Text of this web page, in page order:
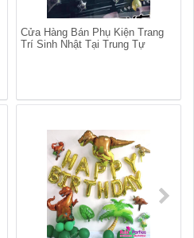
Cửa Hàng Bán Phụ Kiện Trang
Trí Sinh Nhật Tại Trung Tự